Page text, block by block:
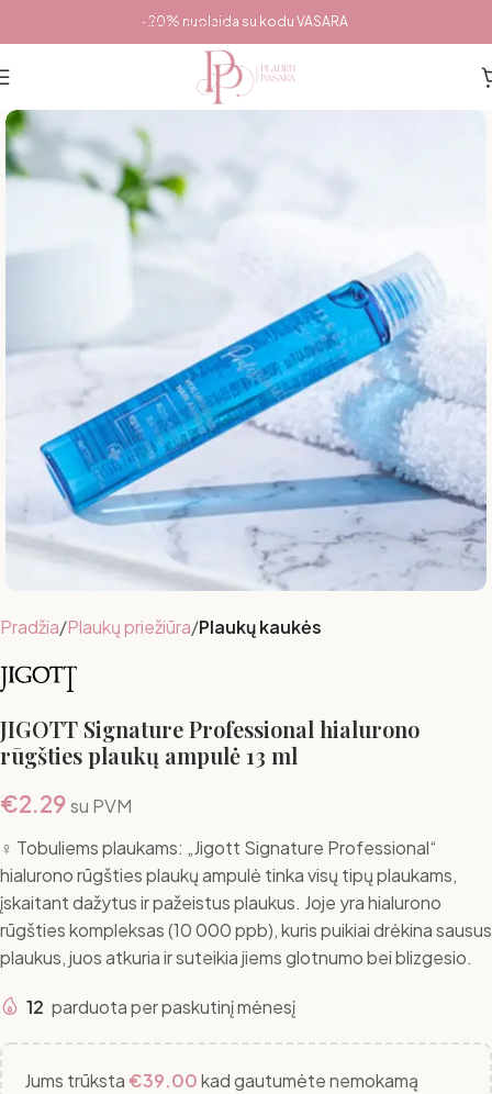
Pereiti prie pagrindinio turinio-20% nuolaida su kodu VASARA
Pradžia Plaukų priežiūra Plaukų kaukės
JIGOTT Signature Professional hialurono
rūgšties plaukų ampulė 13 ml
€2.29su PVM
‍♀️ Tobuliems plaukams: „Jigott Signature Professional“
hialurono rūgšties plaukų ampulė tinka visų tipų plaukams,
įskaitant dažytus ir pažeistus plaukus. Joje yra hialurono
rūgšties kompleksas (10 000 ppb), kuris puikiai drėkina sausus
plaukus, juos atkuria ir suteikia jiems glotnumo bei blizgesio.
12 parduota per paskutinį mėnesį
Jums trūksta€39.00kad gautumėte nemokamą